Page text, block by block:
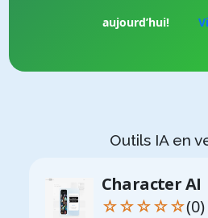
aujourd’hui!
Outils IA en
Character AI
☆☆☆☆☆(0)